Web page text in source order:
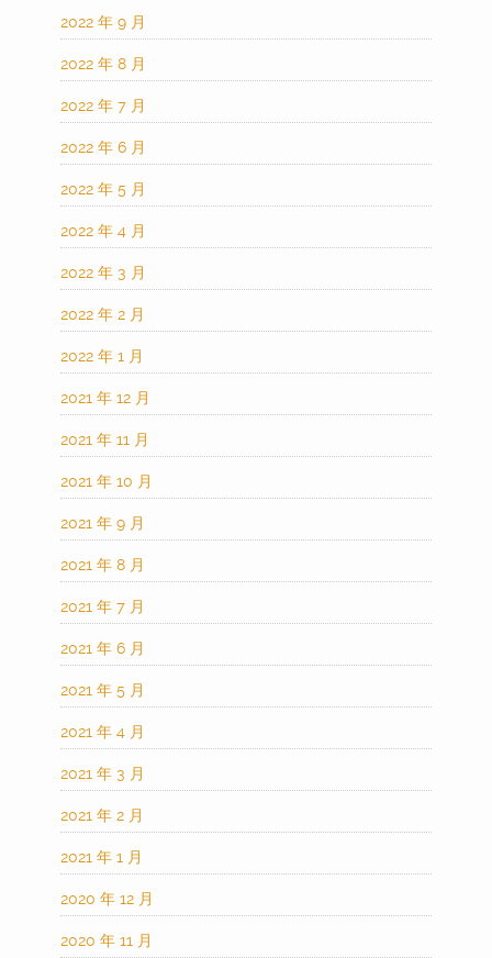
2022 年 9 月
2022 年 8 月
2022 年 7 月
2022 年 6 月
2022 年 5 月
2022 年 4 月
2022 年 3 月
2022 年 2 月
2022 年 1 月
2021 年 12 月
2021 年 11 月
2021 年 10 月
2021 年 9 月
2021 年 8 月
2021 年 7 月
2021 年 6 月
2021 年 5 月
2021 年 4 月
2021 年 3 月
2021 年 2 月
2021 年 1 月
2020 年 12 月
2020 年 11 月